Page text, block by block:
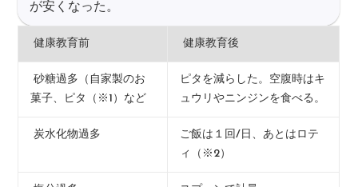
が安くなった。
健康教育前 健康教育後
砂糖過多（自家製のお
菓子、ピタ（※1）など
ピタを減らした。空腹時はキ
ュウリやニンジンを食べる。
炭水化物過多
ご飯は１回/日、あとはロテ
ィ（※2）